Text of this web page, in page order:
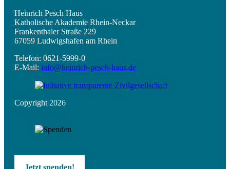
Heinrich Pesch Haus
Katholische Akademie Rhein-Neckar
Frankenthaler Straße 229
67059 Ludwigshafen am Rhein
Telefon: 0621-5999-0
E-Mail: info@heinrich-pesch-haus.de
Copyright 2026
Jetzt spenden!